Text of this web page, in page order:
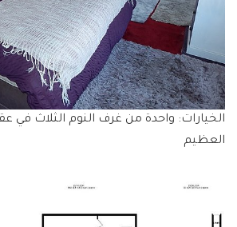
العظيم